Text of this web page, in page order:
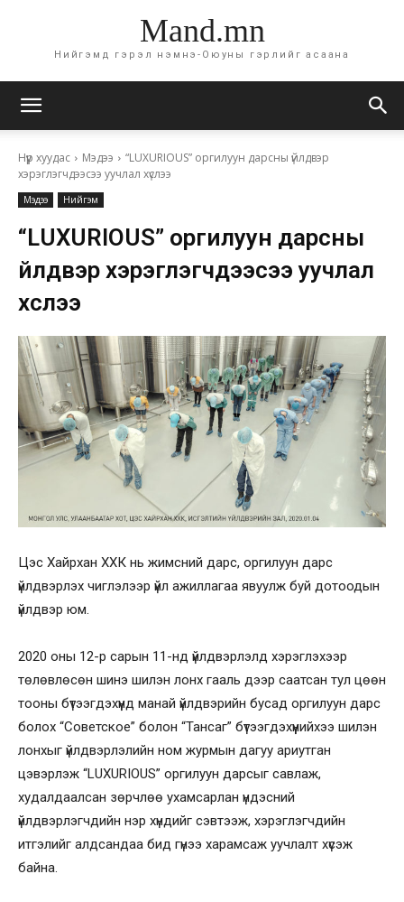
Mand.mn
Нийгэмд гэрэл нэмнэ-Оюуны гэрлийг асаана
Нүүр хуудас Мэдээ
“LUXURIOUS” оргилуун дарсны үйлдвэр
хэрэглэгчдээсээ уучлал хүслээ
Мэдээ Нийгэм
“LUXURIOUS” оргилуун дарсны
үйлдвэр хэрэглэгчдээсээ уучлал
хүслээ
Цэс Хайрхан ХХК нь жимсний дарс, оргилуун дарс
үйлдвэрлэх чиглэлээр үйл ажиллагаа явуулж буй дотоодын
үйлдвэр юм.
2020 оны 12-р сарын 11-нд үйлдвэрлэлд хэрэглэхээр
төлөвлөсөн шинэ шилэн лонх гааль дээр саатсан тул цөөн
тооны бүтээгдэхүүнд манай үйлдвэрийн бусад оргилуун дарс
болох “Советское” болон “Тансаг” бүтээгдэхүүнийхээ шилэн
лонхыг үйлдвэрлэлийн ном журмын дагуу ариутган
цэвэрлэж “LUXURIOUS” оргилуун дарсыг савлаж,
худалдаалсан зөрчлөө ухамсарлан үндэсний
үйлдвэрлэгчдийн нэр хүндийг сэвтээж, хэрэглэгчдийн
итгэлийг алдсандаа бид гүнээ харамсаж уучлалт хүсэж
байна.